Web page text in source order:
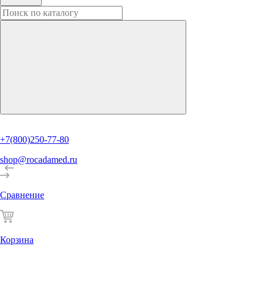
+7(800)250-77-80
shop@rocadamed.ru
Сравнение
Корзина